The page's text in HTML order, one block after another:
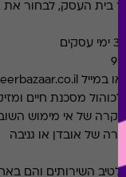
בית העסק, לבחור את
מסכנת חיים
של אי מימוש
של אובדן או גניבה